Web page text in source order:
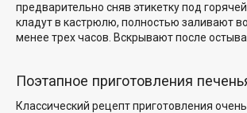
предварительно сняв этикетку под
кладут в кастрюлю, полностью заливают
менее трех часов. Вскрывают после
Поэтапное приготовления
Классический рецепт приготовления